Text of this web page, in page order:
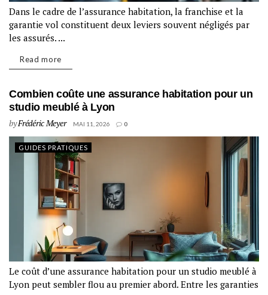
Dans le cadre de l’assurance habitation, la franchise et la
garantie vol constituent deux leviers souvent négligés par
les assurés. ...
Read more
Combien coûte une assurance habitation pour un
studio meublé à Lyon
byFrédéric Meyer MAI 11, 2026 0
GUIDES PRATIQUES
Le coût d’une assurance habitation pour un studio meublé à
Lyon peut sembler flou au premier abord. Entre les garanties